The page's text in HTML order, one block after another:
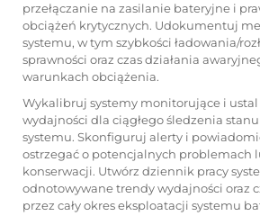
przełączanie na zasilanie bateryjne i
obciążeń krytycznych. Udokumentuj
systemu, w tym szybkości ładowania/
sprawności oraz czas działania
warunkach obciążenia.
Wykalibruj systemy monitorujące i
wydajności dla ciągłego śledzenia
systemu. Skonfiguruj alerty i
ostrzegać o potencjalnych problemach
konserwacji. Utwórz dziennik pracy
odnotowywane trendy wydajności oraz
przez cały okres eksploatacji systemu